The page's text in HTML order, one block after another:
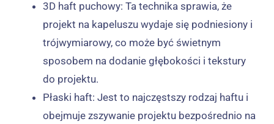
3D haft puchowy: Ta technika sprawia, że ​​
projekt na kapeluszu wydaje się podniesiony i
trójwymiarowy, co może być świetnym
sposobem na dodanie głębokości i tekstury
do projektu.
Płaski haft: Jest to najczęstszy rodzaj haftu i
obejmuje zszywanie projektu bezpośrednio na